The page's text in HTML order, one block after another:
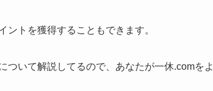
ントを獲得することもできます。
ついて解説してるので、あなたが一休.comをよ